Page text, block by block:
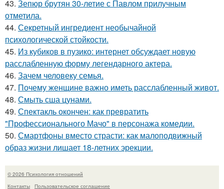
43. Зепюр брутян 30-летие с Павлом прилучным
отметила.
44. Секретный ингредиент необычайной
психологической стойкости.
45. Из кубиков в пузико: интернет обсуждает новую
расслабленную форму легендарного актера.
46. Зачем человеку семья.
47. Почему женщине важно иметь расслабленный живот.
48. Смыть сша цунами.
49. Спектакль окончен: как превратить
"Профессионального Мачо" в персонажа комедии.
50. Смартфоны вместо страсти: как малоподвижный
образ жизни лишает 18-летних эрекции.
© 2026 Психология отношений
Контакты
Пользовательское соглашение